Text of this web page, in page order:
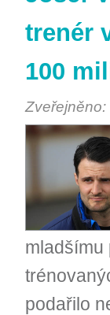
trenér
100
Zveřejněno:
mladšímu
podařilo